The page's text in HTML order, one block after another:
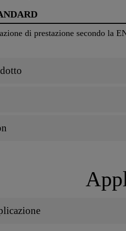
di prestazione secondo la